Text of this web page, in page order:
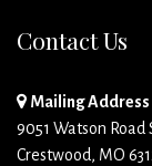
Contact Us
Mailing Address
9051 Watson Road
Crestwood, MO